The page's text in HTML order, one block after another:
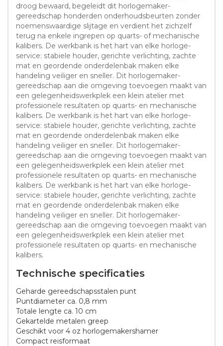
droog bewaard, begeleidt dit horlogemaker-
gereedschap honderden onderhoudsbeurten zonder
noemenswaardige slijtage en verdient het zichzelf
terug na enkele ingrepen op quarts- of mechanische
kalibers. De werkbank is het hart van elke horloge-
service: stabiele houder, gerichte verlichting, zachte
mat en geordende onderdelenbak maken elke
handeling veiliger en sneller. Dit horlogemaker-
gereedschap aan die omgeving toevoegen maakt van
een gelegenheidswerkplek een klein atelier met
professionele resultaten op quarts- en mechanische
kalibers. De werkbank is het hart van elke horloge-
service: stabiele houder, gerichte verlichting, zachte
mat en geordende onderdelenbak maken elke
handeling veiliger en sneller. Dit horlogemaker-
gereedschap aan die omgeving toevoegen maakt van
een gelegenheidswerkplek een klein atelier met
professionele resultaten op quarts- en mechanische
kalibers. De werkbank is het hart van elke horloge-
service: stabiele houder, gerichte verlichting, zachte
mat en geordende onderdelenbak maken elke
handeling veiliger en sneller. Dit horlogemaker-
gereedschap aan die omgeving toevoegen maakt van
een gelegenheidswerkplek een klein atelier met
professionele resultaten op quarts- en mechanische
kalibers.
Technische specificaties
Geharde gereedschapsstalen punt
Puntdiameter ca. 0,8 mm
Totale lengte ca. 10 cm
Gekartelde metalen greep
Geschikt voor 4 oz horlogemakershamer
Compact reisformaat